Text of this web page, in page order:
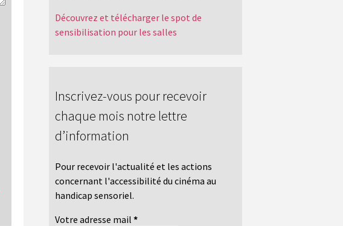
Découvrez et télécharger le spot de
sensibilisation pour les salles
Inscrivez-vous pour recevoir
chaque mois notre lettre
d’information
Pour recevoir l'actualité et les actions
concernant l'accessibilité du cinéma au
handicap sensoriel.
Votre adresse mail *